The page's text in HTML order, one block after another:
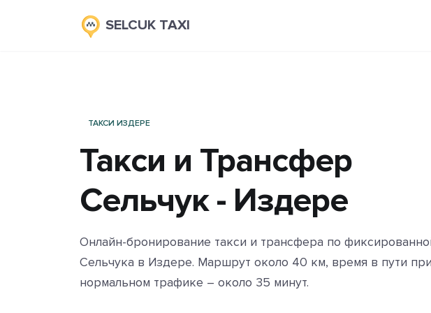
SELCUK TAXI
ТАКСИ ИЗДЕРЕ
Такси и Трансфер
Сельчук - Издере
Онлайн-бронирование такси и трансфера по
Сельчука в Издере. Маршрут около 40 км, время в пути при
нормальном трафике – около 35 минут.